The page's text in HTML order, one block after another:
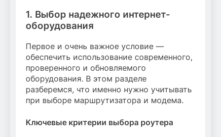
1. Выбор надежного интернет-
оборудования
Первое и очень важное условие —
обеспечить использование современного,
проверенного и обновляемого
оборудования. В этом разделе
разберемся, что именно нужно учитывать
при выборе маршрутизатора и модема.
Ключевые критерии выбора роутера